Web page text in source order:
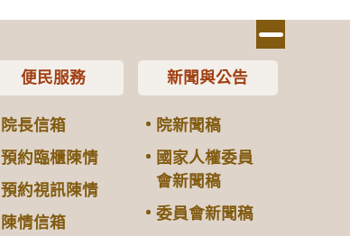
便民服務
院長信箱
預約臨櫃陳情
預約視訊陳情
陳情信箱
新聞與公告
院新聞稿
國家人權委員
會新聞稿
委員會新聞稿